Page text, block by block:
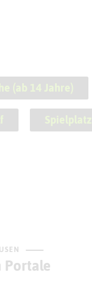
(ab 14 Jahre)
Spielplatz
Portale